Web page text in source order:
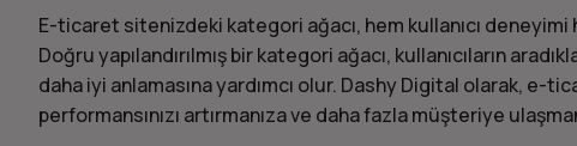
E-ticaret sitenizdeki kategori ağacı, hem kullanıcı deneyimi
Doğru yapılandırılmış bir kategori ağacı, kullanıcıların
daha iyi anlamasına yardımcı olur. Dashy Digital olarak, e-
performansınızı artırmanıza ve daha fazla müşteriye